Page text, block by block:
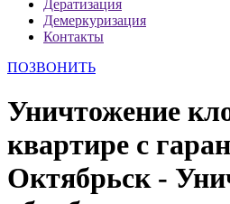
Дератизация
Демеркуризация
Контакты
ПОЗВОНИТЬ
Уничтожение
квартире с
Октябрьск -